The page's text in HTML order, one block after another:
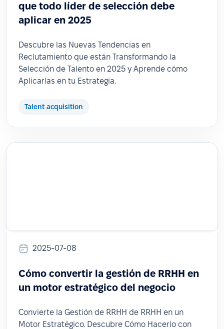
que todo líder de selección debe
aplicar en 2025
Descubre las Nuevas Tendencias en
Reclutamiento que están Transformando la
Selección de Talento en 2025 y Aprende cómo
Aplicarlas en tu Estrategia.
Talent acquisition
2025-07-08
Cómo convertir la gestión de RRHH en
un motor estratégico del negocio
Convierte la Gestión de RRHH de RRHH en un
Motor Estratégico. Descubre Cómo Hacerlo con